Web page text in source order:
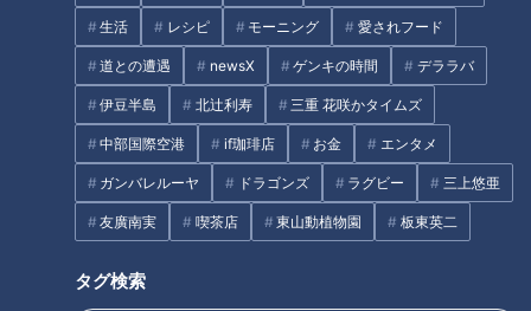
生活 レシピ モーニング 愛されフード
道との遭遇 newsX ゲンキの時間 デララバ
伊豆半島 北辻利寿 三重 花咲かタイムズ
中部国際空港 if珈琲店 お金 エンタメ
ガンバレルーヤ ドラゴンズ ラグビー 三上悠亜
友廣南実 喫茶店 東山動植物園 板東英二
タグ検索
ガ肉の様な巨大ハムまで楽しめ
る“手ぶら"BBQ!
もらえる」「温泉宿」が超お得
になる！？【うなずキング】
タグ
おでかけ うなずキング 三重
花咲かタイムズ